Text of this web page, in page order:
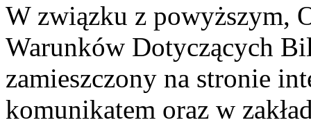
W związku z powyższym,
Warunków Dotyczących
zamieszczony na stronie
komunikatem oraz w